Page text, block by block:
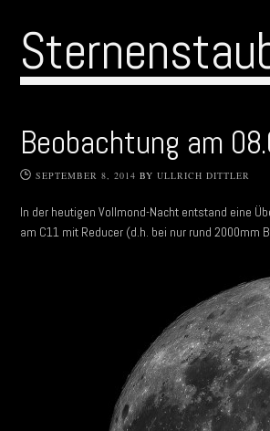
Beobachtung am
SEPTEMBER 8, 2014 BY ULLRICH DITTLER
In der heutigen Vollmond-Nacht entstand eine
am C11 mit Reducer (d.h. bei nur rund 2000mm